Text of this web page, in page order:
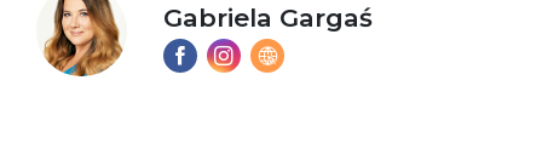
Gabriela Gargaś